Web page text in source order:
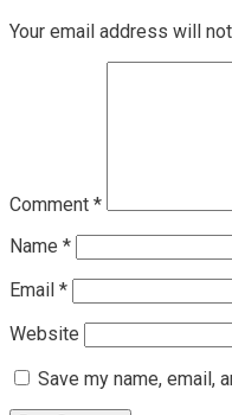
Your email address will
Comment *
Name *
Email *
Website
Save my name, email,